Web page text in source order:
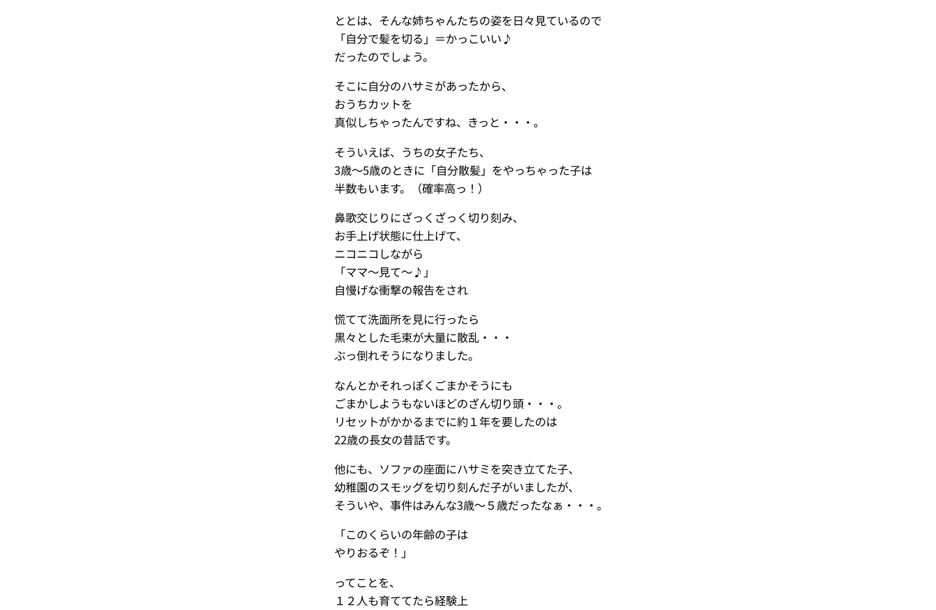
ととは、そんな姉ちゃんたちの姿を日々見ているので
「自分で髪を切る」＝かっこいい♪
だったのでしょう。
そこに自分のハサミがあったから、
おうちカットを
真似しちゃったんですね、きっと・・・。
そういえば、うちの女子たち、
3歳〜5歳のときに「自分散髪」をやっちゃった子は
半数もいます。（確率高っ！）
鼻歌交じりにざっくざっく切り刻み、
お手上げ状態に仕上げて、
ニコニコしながら
「ママ〜見て〜♪」
自慢げな衝撃の報告をされ
慌てて洗面所を見に行ったら
黒々とした毛束が大量に散乱・・・
ぶっ倒れそうになりました。
なんとかそれっぽくごまかそうにも
ごまかしようもないほどのざん切り頭・・・。
リセットがかかるまでに約１年を要したのは
22歳の長女の昔話です。
他にも、ソファの座面にハサミを突き立てた子、
幼稚園のスモッグを切り刻んだ子がいましたが、
そういや、事件はみんな3歳〜５歳だったなぁ・・・。
「このくらいの年齢の子は
やりおるぞ！」
ってことを、
１２人も育ててたら経験上